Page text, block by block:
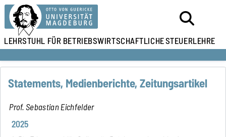
LEHRSTUHL FÜRBETRIEBSWIRTSCHAFTLICHESTEUERLEHRE
Statements, Medienberichte, Zeitungsartikel
Prof. Sebastian Eichfelder
2025